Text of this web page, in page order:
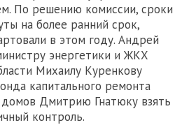
По решению комиссии, сроки
на более ранний срок,
в этом году. Андрей
энергетики и ЖКХ
Михаилу Куренкову
капитального ремонта
Дмитрию Гнатюку взять
контроль.